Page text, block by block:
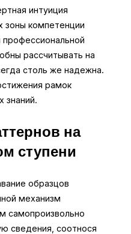
интуиция
зоны компетенции
профессиональной
рассчитывать на
столь же надежна.
рамок
знаний.
на
ступени
образцов
механизм
самопроизвольно
сведения, соотнося